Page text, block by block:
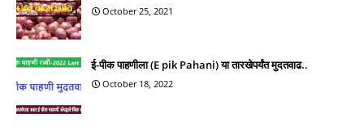
October 25, 2021
ई-पीक पाहणीला (E pik Pahani) या तारखेपर्यंत मुदतवाढ..
October 18, 2022